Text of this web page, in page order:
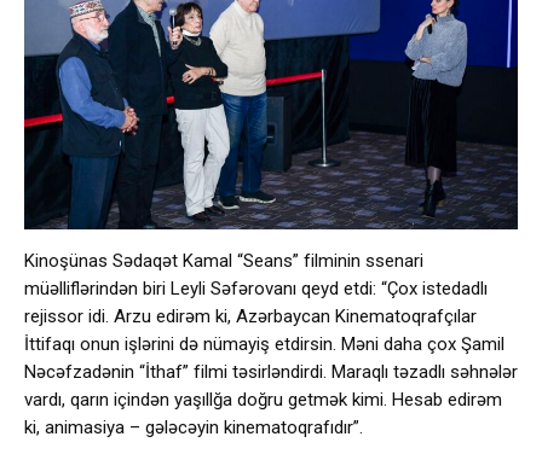
Kinoşünas Sədaqət Kamal “Seans” filminin ssenari
müəlliflərindən biri Leyli Səfərovanı qeyd etdi: “Çox istedadlı
rejissor idi. Arzu edirəm ki, Azərbaycan Kinematoqrafçılar
İttifaqı onun işlərini də nümayiş etdirsin. Məni daha çox Şamil
Nəcəfzadənin “İthaf” filmi təsirləndirdi. Maraqlı təzadlı səhnələr
vardı, qarın içindən yaşıllğa doğru getmək kimi. Hesab edirəm
ki, animasiya – gələcəyin kinematoqrafıdır”.